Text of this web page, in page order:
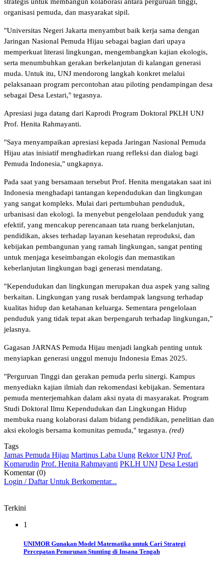
organisasi pemuda, dan masyarakat sipil.
"Universitas Negeri Jakarta menyambut baik kerja sama dengan
Jaringan Nasional Pemuda Hijau sebagai bagian dari upaya
memperkuat literasi lingkungan, mengembangkan kajian ekologis,
serta menumbuhkan gerakan berkelanjutan di kalangan generasi
muda. Untuk itu, UNJ mendorong langkah konkret melalui
pelaksanaan program percontohan atau piloting pendampingan desa
sebagai Desa Lestari," tegasnya.
Apresiasi juga datang dari Kaprodi Program Doktoral PKLH UNJ
Prof. Henita Rahmayanti.
"Saya menyampaikan apresiasi kepada Jaringan Nasional Pemuda
Hijau atas inisiatif menghadirkan ruang refleksi dan dialog bagi
Pemuda Indonesia," ungkapnya.
Pada saat yang bersamaan tersebut Prof. Henita mengatakan saat ini
Indonesia menghadapi tantangan kependudukan dan lingkungan
yang sangat kompleks. Mulai dari pertumbuhan penduduk,
urbanisasi dan ekologi. Ia menyebut pengelolaan penduduk yang
efektif, yang mencakup perencanaan tata ruang berkelanjutan,
pendidikan, akses terhadap layanan kesehatan reproduksi, dan
kebijakan pembangunan yang ramah lingkungan, sangat penting
untuk menjaga keseimbangan ekologis dan memastikan
keberlanjutan lingkungan bagi generasi mendatang.
"Kependudukan dan lingkungan merupakan dua aspek yang saling
berkaitan. Lingkungan yang rusak berdampak langsung terhadap
kualitas hidup dan ketahanan keluarga. Sementara pengelolaan
penduduk yang tidak tepat akan berpengaruh terhadap lingkungan,"
jelasnya.
Gagasan JARNAS Pemuda Hijau menjadi langkah penting untuk
menyiapkan generasi unggul menuju Indonesia Emas 2025.
"Perguruan Tinggi dan gerakan pemuda perlu sinergi. Kampus
menyediakn kajian ilmiah dan rekomendasi kebijakan. Sementara
pemuda menterjemahkan dalam aksi nyata di masyarakat. Program
Studi Doktoral Ilmu Kependudukan dan Lingkungan Hidup
membuka ruang kolaborasi dalam bidang pendidikan, penelitian dan
aksi ekologis bersama komunitas pemuda," tegasnya. (red)
Tags
Jarnas Pemuda Hijau Martinus Laba Uung Rektor UNJ Prof.
Komarudin Prof. Henita Rahmayanti PKLH UNJ Desa Lestari
Komentar (0)
Login / Daftar Untuk Berkomentar...
Terkini
1
UNIMOR Gunakan Model Matematika untuk Cari Strategi
Percepatan Penurunan Stunting di Insana Tengah